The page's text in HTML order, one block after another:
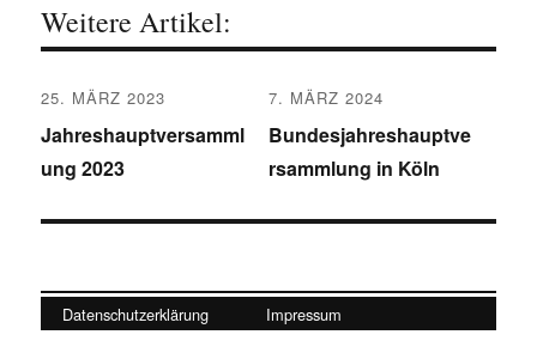
Weitere Artikel:
25. MÄRZ 2023
Vorheriger
Beitrag:
Jahreshauptversamml
ung 2023
7. MÄRZ 2024
Nächster
Beitrag:
Bundesjahreshauptve
rsammlung in Köln
Datenschutzerklärung Impressum